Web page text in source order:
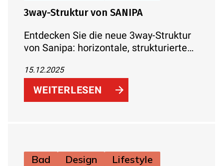
3way-Struktur von SANIPA
Entdecken Sie die neue 3way-Struktur
von Sanipa: horizontale, strukturierte
hochwertige Materialien für stilvolle
Badmöbel.
15.12.2025
WEITERLESEN
Bad Design Lifestyle